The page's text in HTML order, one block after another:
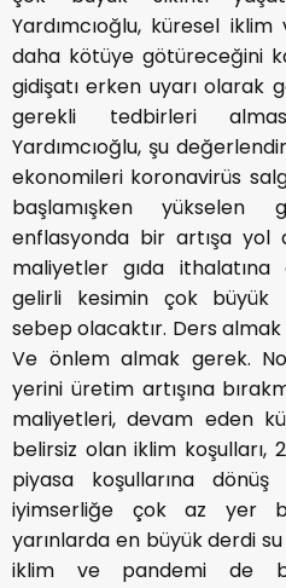
Yardımcıoğlu, küresel
daha kötüye götüreceğini
gidişatı erken uyarı olarak
gerekli tedbirleri
Yardımcıoğlu, şu
ekonomileri koronavirüs
başlamışken yükselen
enflasyonda bir artışa yol
maliyetler gıda ithalatına
gelirli kesimin çok büyük
sebep olacaktır. Ders
Ve önlem almak gerek.
yerini üretim artışına
maliyetleri, devam eden
belirsiz olan iklim koşulları,
piyasa koşullarına
iyimserliğe çok az yer
yarınlarda en büyük derdi
iklim ve pandemi de